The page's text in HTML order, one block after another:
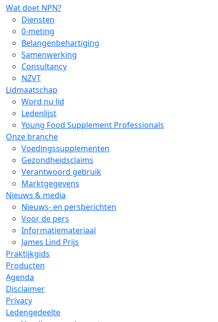
Wat doet NPN?
Diensten
0-meting
Belangenbehartiging
Samenwerking
Consultancy
NZVT
Lidmaatschap
Word nu lid
Ledenlijst
Young Food Supplement Professionals
Onze branche
Voedingssupplementen
Gezondheidsclaims
Verantwoord gebruik
Marktgegevens
Nieuws & media
Nieuws- en persberichten
Voor de pers
Informatiemateriaal
James Lind Prijs
Praktijkgids
Producten
Agenda
Disclaimer
Privacy
Ledengedeelte